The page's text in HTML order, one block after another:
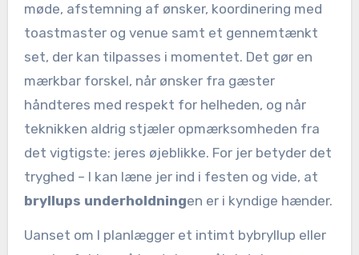
møde, afstemning af ønsker, koordinering med
toastmaster og venue samt et gennemtænkt
set, der kan tilpasses i momentet. Det gør en
mærkbar forskel, når ønsker fra gæster
håndteres med respekt for helheden, og når
teknikken aldrig stjæler opmærksomheden fra
det vigtigste: jeres øjeblikke. For jer betyder det
tryghed – I kan læne jer ind i festen og vide, at
bryllups underholdningen er i kyndige hænder.
Uanset om I planlægger et intimt bybryllup eller